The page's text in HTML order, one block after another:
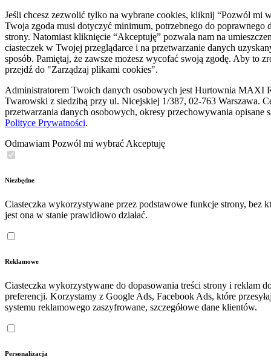
Jeśli chcesz zezwolić tylko na wybrane cookies, kliknij “Pozwól mi
Twoja zgoda musi dotyczyć minimum, potrzebnego do poprawnego
strony. Natomiast kliknięcie “Akceptuję” pozwala nam na
ciasteczek w Twojej przeglądarce i na przetwarzanie danych
sposób. Pamiętaj, że zawsze możesz wycofać swoją zgodę. Aby to
przejdź do "Zarządzaj plikami cookies".
Administratorem Twoich danych osobowych jest Hurtownia MAXI
Twarowski z siedzibą przy ul. Nicejskiej 1/387, 02-763 Warszawa.
przetwarzania danych osobowych, okresy przechowywania opisane
Polityce Prywatności.
Odmawiam Pozwól mi wybrać Akceptuję
Niezbędne
Ciasteczka wykorzystywane przez podstawowe funkcje strony, bez
jest ona w stanie prawidłowo działać.
Reklamowe
Ciasteczka wykorzystywane do dopasowania treści strony i reklam
preferencji. Korzystamy z Google Ads, Facebook Ads, które
systemu reklamowego zaszyfrowane, szczegółowe dane klientów.
Personalizacja